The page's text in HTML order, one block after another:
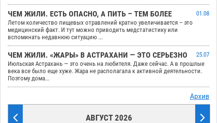
ЧЕМ ЖИЛИ. ЕСТЬ ОПАСНО, А ПИТЬ – ТЕМ БОЛЕЕ
01.08
Летом количество пищевых отравлений кратно увеличивается – это
медицинский факт. И тут можно приводить медстатистику или
вспоминать недавнюю ситуацию ...
ЧЕМ ЖИЛИ. «ЖАРЫ» В АСТРАХАНИ — ЭТО СЕРЬЕЗНО
25.07
Июльская Астрахань — это очень на любителя. Даже сейчас. А в прошлые
века все было еще хуже. Жара не располагала к активной деятельности.
Поэтому дома...
Архив
АВГУСТ 2026